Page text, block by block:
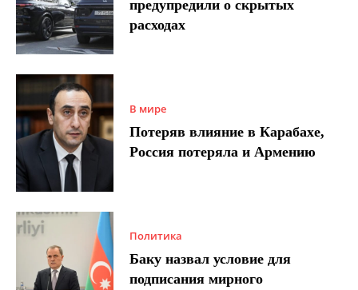
предупредили о скрытых
расходах
В мире
Потеряв влияние в Карабахе,
Россия потеряла и Армению
Политика
Баку назвал условие для
подписания мирного